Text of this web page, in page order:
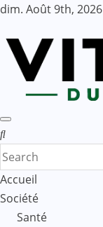
Skip
content
dim. Août 9th, 2026
Accueil
Société
Santé